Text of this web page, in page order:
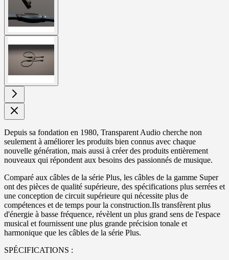
image
image
Depuis sa fondation en 1980, Transparent Audio cherche non
seulement à améliorer les produits bien connus avec chaque
nouvelle génération, mais aussi à créer des produits entièrement
nouveaux qui répondent aux besoins des passionnés de musique.
Comparé aux câbles de la série Plus, les câbles de la gamme Super
ont des pièces de qualité supérieure, des spécifications plus serrées et
une conception de circuit supérieure qui nécessite plus de
compétences et de temps pour la construction.Ils transfèrent plus
d'énergie à basse fréquence, révèlent un plus grand sens de l'espace
musical et fournissent une plus grande précision tonale et
harmonique que les câbles de la série Plus.
SPÉCIFICATIONS :